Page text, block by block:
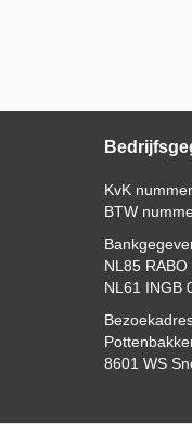
KvK
BTW
NL85
NL61 INGB
8601 WS